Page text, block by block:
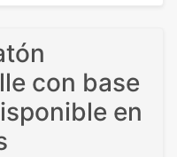
con base
en